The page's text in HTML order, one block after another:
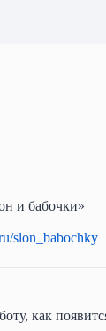
и бабочки»
slon_babochky
как